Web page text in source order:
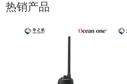
热销产品